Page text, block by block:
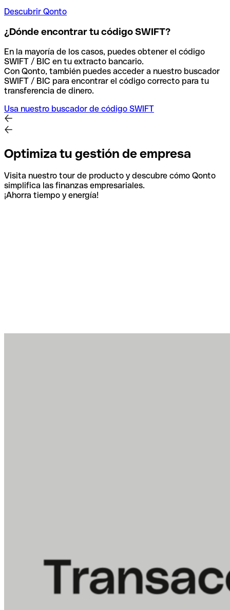
Descubrir Qonto
¿Dónde encontrar tu código SWIFT?
En la mayoría de los casos, puedes obtener el código
SWIFT / BIC en tu extracto bancario.
Con Qonto, también puedes acceder a nuestro buscador
SWIFT / BIC para encontrar el código correcto para tu
transferencia de dinero.
Usa nuestro buscador de código SWIFT
Optimiza tu gestión de empresa
Visita nuestro tour de producto y descubre cómo Qonto
simplifica las finanzas empresariales.
¡Ahorra tiempo y energía!